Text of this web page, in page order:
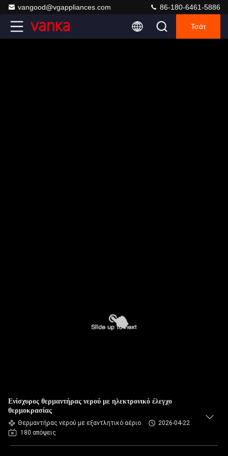
vangood@vgappliances.com 86-180-6461-5886
Τσάτ
Ενίσχυρος θερμαντήρας νερού με ηλεκτρονικό έλεγχο
θερμοκρασίας
Θερμαντήρας νερού με εξαντλητικό αέριο
2026-04-22
180 απόψεις